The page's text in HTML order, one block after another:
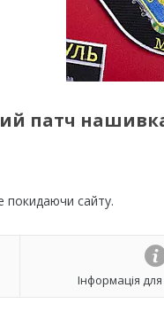
патч
покидаючи сайту.
Інформація